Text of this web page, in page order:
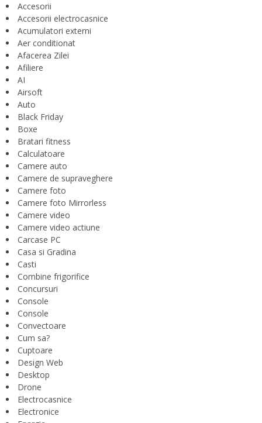
Accesorii
Accesorii electrocasnice
Acumulatori externi
Aer conditionat
Afacerea Zilei
Afiliere
AI
Airsoft
Auto
Black Friday
Boxe
Bratari fitness
Calculatoare
Camere auto
Camere de supraveghere
Camere foto
Camere foto Mirrorless
Camere video
Camere video actiune
Carcase PC
Casa si Gradina
Casti
Combine frigorifice
Concursuri
Console
Console
Convectoare
Cum sa?
Cuptoare
Design Web
Desktop
Drone
Electrocasnice
Electronice